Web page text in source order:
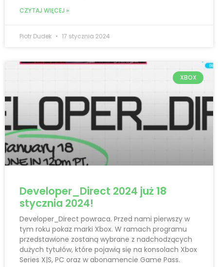
CZYTAJ WIĘCEJ »
Piotr Dudek 17 stycznia 2024
XBOX
Developer_Direct 2024 już 18
stycznia 2024!
Developer_Direct powraca. Przed nami pierwszy w
tym roku pokaz marki Xbox. W ramach programu
przedstawione zostaną wybrane z nadchodzących
dużych tytułów, które pojawią się na konsolach Xbox
Series X|S, PC oraz w abonamencie Game Pass.